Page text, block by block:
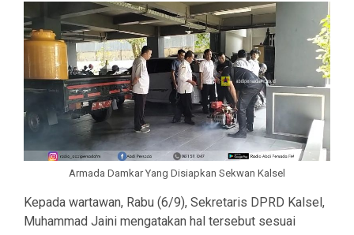
Armada Damkar Yang Disiapkan Sekwan Kalsel
Kepada wartawan, Rabu (6/9), Sekretaris DPRD Kalsel,
Muhammad Jaini mengatakan hal tersebut sesuai